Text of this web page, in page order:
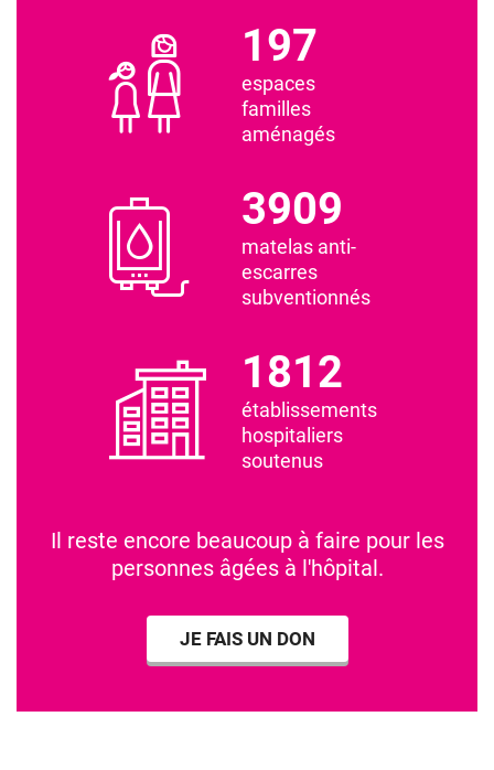
197
espaces
familles
aménagés
3909
matelas anti-
escarres
subventionnés
1812
établissements
hospitaliers
soutenus
Il reste encore beaucoup à faire pour les
personnes âgées à l'hôpital.
JE FAIS UN DON